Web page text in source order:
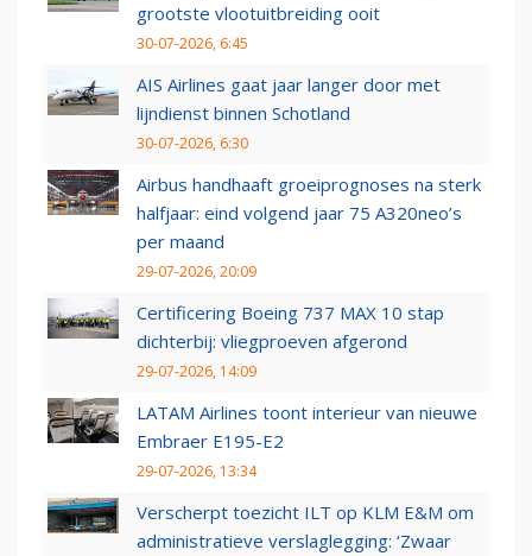
grootste vlootuitbreiding ooit
30-07-2026, 6:45
AIS Airlines gaat jaar langer door met
lijndienst binnen Schotland
30-07-2026, 6:30
Airbus handhaaft groeiprognoses na sterk
halfjaar: eind volgend jaar 75 A320neo’s
per maand
29-07-2026, 20:09
Certificering Boeing 737 MAX 10 stap
dichterbij: vliegproeven afgerond
29-07-2026, 14:09
LATAM Airlines toont interieur van nieuwe
Embraer E195-E2
29-07-2026, 13:34
Verscherpt toezicht ILT op KLM E&M om
administratieve verslaglegging: ‘Zwaar